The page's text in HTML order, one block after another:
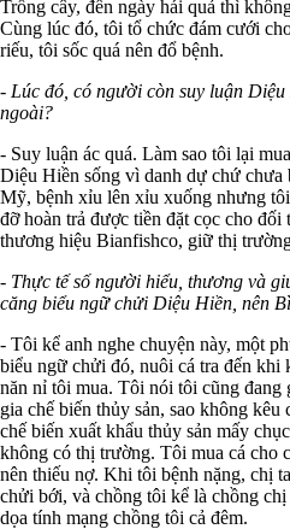
Trồng cây, đến ngày hái quả thì
Cùng lúc đó, tôi tổ chức đám cưới
riếu, tôi sốc quá nên đổ bệnh.
- Lúc đó, có người còn suy luận
ngoài?
- Suy luận ác quá. Làm sao tôi lại
Diệu Hiền sống vì danh dự chứ chưa
Mỹ, bệnh xỉu lên xỉu xuống nhưng
đỡ hoàn trả được tiền đặt cọc cho đối
thương hiệu Bianfishco, giữ thị
- Thực tế số người hiểu, thương và
căng biểu ngữ chửi Diệu Hiền, nên
- Tôi kể anh nghe chuyện này, một
biểu ngữ chửi đó, nuôi cá tra đến khi
năn nỉ tôi mua. Tôi nói tôi cũng đang
gia chế biến thủy sản, sao không
chế biến xuất khẩu thủy sản mấy
không có thị trường. Tôi mua cá cho
nên thiếu nợ. Khi tôi bệnh nặng, chị
chửi bới, và chồng tôi kể là chồng
dọa tính mạng chồng tôi cả đêm.